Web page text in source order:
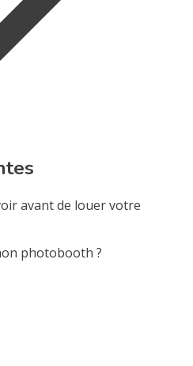
avant de louer votre
photobooth ?